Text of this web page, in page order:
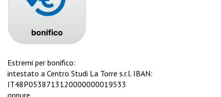
Estremi per bonifico:
intestato a Centro Studi La Torre s.r.l. IBAN:
IT48P0538713120000000019533
oppure